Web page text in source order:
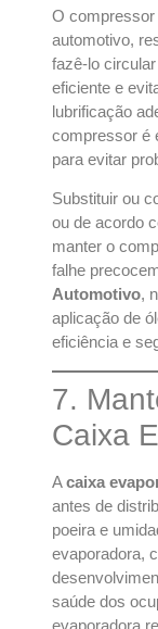
O compressor
automotivo,
fazê-lo
eficiente e
lubrificação
compressor é
para evitar
Substituir ou
ou de acordo
manter o
falhe
Automotivo,
aplicação de
eficiência e
7.
Caixa
Acaixa
antes de
poeira e
evaporadora,
saúde dos
evaporadora